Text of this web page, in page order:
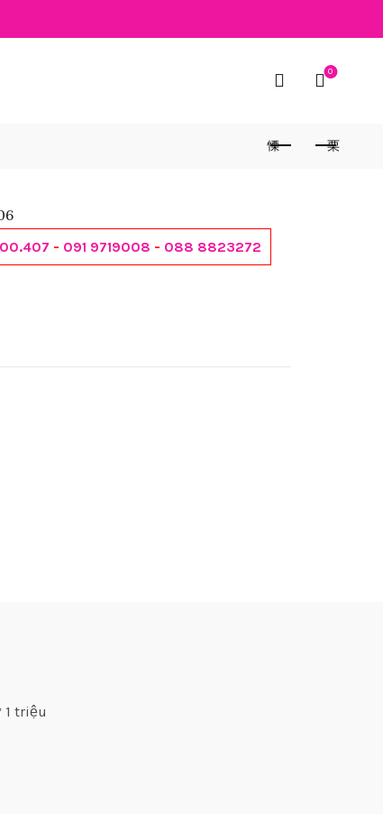
0
- 091 9719008 - 088 8823272
1 triệu